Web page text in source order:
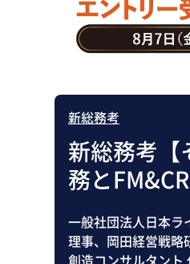
新総務考
新総務考【
務と
一般社団法人日本
理事、岡田経営戦
創造コンサルタント